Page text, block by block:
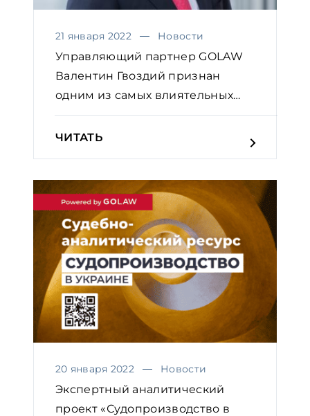
21 января 2022 Новости
Управляющий партнер GOLAW
Валентин Гвоздий признан
одним из самых влиятельных
юр...
ЧИТАТЬ
20 января 2022 Новости
Экспертный аналитический
проект «Судопроизводство в